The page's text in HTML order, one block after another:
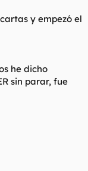
y empezó el
he dicho
sin parar, fue